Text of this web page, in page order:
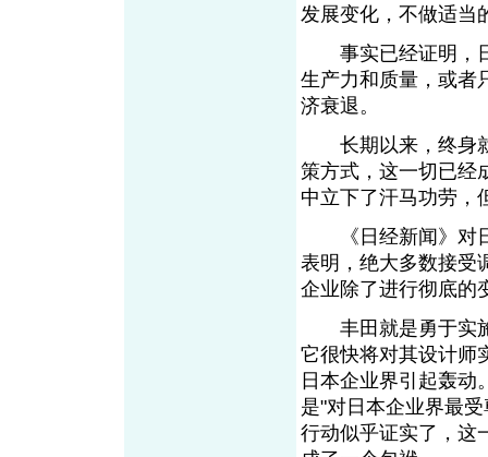
发展变化，不做适当
事实已经证明，日
生产力和质量，或者
济衰退。
长期以来，终身就
策方式，这一切已经
中立下了汗马功劳，
《日经新闻》对日
表明，绝大多数接受
企业除了进行彻底的
丰田就是勇于实施
它很快将对其设计师
日本企业界引起轰动
是"对日本企业界最
行动似乎证实了，这